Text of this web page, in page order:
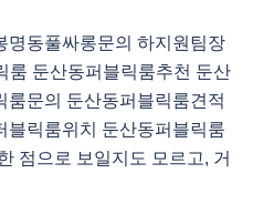
명동풀싸롱문의 하지원팀장
룸 둔산동퍼블릭룸추천 둔산
룸문의 둔산동퍼블릭룸견적
블릭룸위치 둔산동퍼블릭룸
점으로 보일지도 모르고, 거